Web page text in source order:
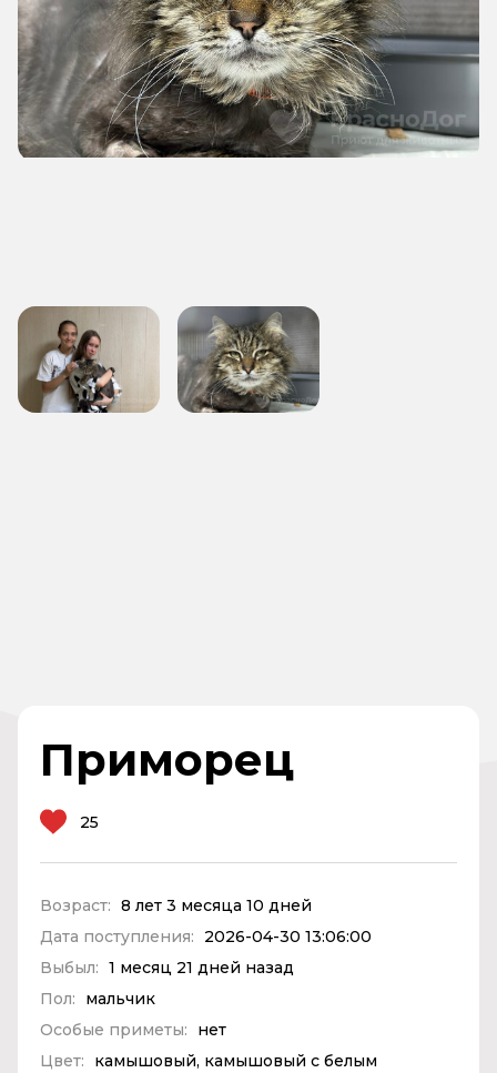
Приморец
25
Возраст: 8 лет 3 месяца 10 дней
Дата поступления:
2026-04-30 13:06:00
Выбыл: 1 месяц 21 дней назад
Пол:
мальчик
Особые приметы:
нет
Цвет:
камышовый, камышовый с белым